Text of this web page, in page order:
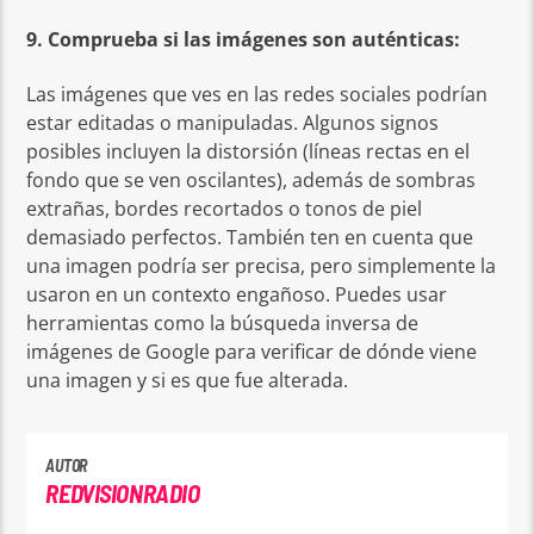
9. Comprueba si las imágenes son auténticas:
Las imágenes que ves en las redes sociales podrían
estar editadas o manipuladas. Algunos signos
posibles incluyen la distorsión (líneas rectas en el
fondo que se ven oscilantes), además de sombras
extrañas, bordes recortados o tonos de piel
demasiado perfectos. También ten en cuenta que
una imagen podría ser precisa, pero simplemente la
usaron en un contexto engañoso. Puedes usar
herramientas como la búsqueda inversa de
imágenes de Google para verificar de dónde viene
una imagen y si es que fue alterada.
AUTOR
REDVISIONRADIO